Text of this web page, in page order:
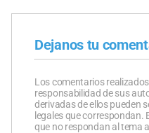
Dejanos tu
Los comentarios
responsabilidad de sus
derivadas de ellos pueden
legales que
que no respondan al tema